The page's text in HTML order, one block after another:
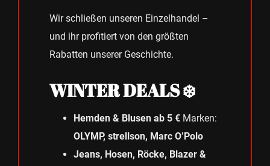
Wir schließen unseren Einzelhandel –
und ihr profitiert von den größten
Rabatten unserer Geschichte.
WINTER DEALS ❄️
Hemden & Blusen ab 5 € Marken:
OLYMP, strellson, Marc O’Polo
Jeans, Hosen, Röcke, Blazer &